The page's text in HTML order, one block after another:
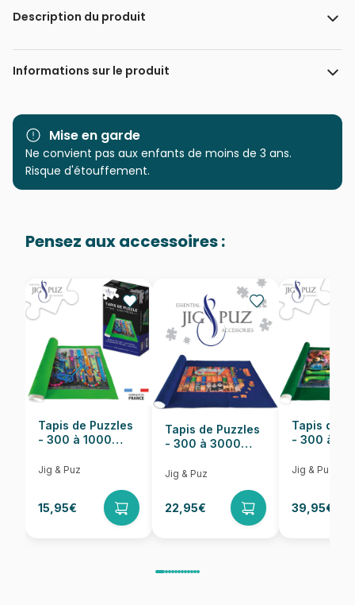
Description du produit
123RF - Tanjakrstevska
Informations sur le produit
Marque Grafika
Catégorie Puzzles - Monuments
Age
Puzzle pour Adultes (500 à
Provenance Fabriqué en France
EAN 3663384322648
Nombre de pièces 500 pièces
Dimensions 48 x 34 cm
Mise en garde
Ne convient pas aux enfants de moins de 3 ans.
Risque d'étouffement.
Pensez aux accessoires :
Tapis de Puzzles
- 300 à 1000
Jig & Puz
15,95€
Tapis de Puzzles
- 300 à 3000
Jig & Puz
22,95€
Tapis de
- 300 à
Jig & Puz
39,95€